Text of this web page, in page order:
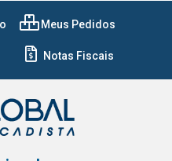
Meus Pedidos
Notas Fiscais